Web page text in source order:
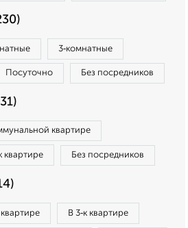
3‑комнатные
Посуточно Без посредников
квартире
квартире Без посредников
квартире В 3‑к квартире